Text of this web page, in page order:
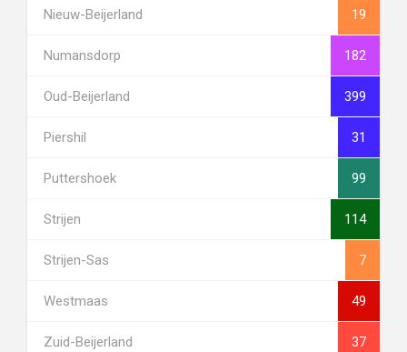
Nieuw-Beijerland 19
Numansdorp 182
Oud-Beijerland 399
Piershil 31
Puttershoek 99
Strijen 114
Strijen-Sas 7
Westmaas 49
Zuid-Beijerland 37